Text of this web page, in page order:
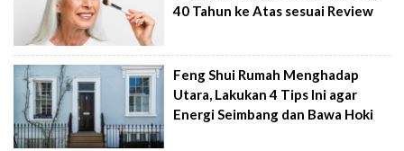
40 Tahun ke Atas sesuai Review
Feng Shui Rumah Menghadap
Utara, Lakukan 4 Tips Ini agar
Energi Seimbang dan Bawa Hoki